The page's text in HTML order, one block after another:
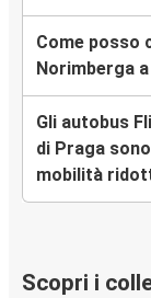
Come posso
Norimberga
Gli autobus
di Praga
mobilità
Scopri i